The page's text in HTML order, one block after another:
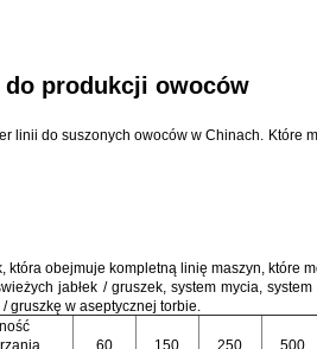
produkcji owoców
linii do suszonych owoców w Chinach. Które
obejmuje kompletną linię maszyn, które
jabłek / gruszek, system mycia,
gruszkę w aseptycznej torbie.
60 150 250 500